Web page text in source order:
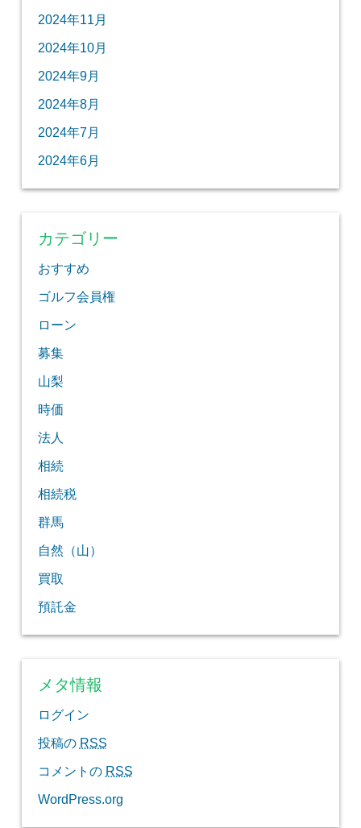
2024年11月
2024年10月
2024年9月
2024年8月
2024年7月
2024年6月
カテゴリー
おすすめ
ゴルフ会員権
ローン
募集
山梨
時価
法人
相続
相続税
群馬
自然（山）
買取
預託金
メタ情報
ログイン
投稿の RSS
コメントの RSS
WordPress.org